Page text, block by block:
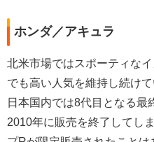
ホンダ／アキュラ
北米市場ではスポーティな
でも高い人気を維持し続け
日本国内では8代目となる最
2010年に販売を終了してし